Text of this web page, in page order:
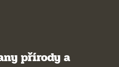
přírody a